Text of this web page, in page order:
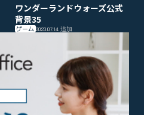
ワンダーランドウォーズ公式
背景35
ゲーム 2023.07.14追加